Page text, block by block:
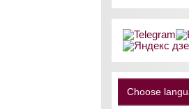
Choose